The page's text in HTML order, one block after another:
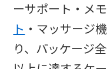
ーサポート・メ
ト ・マッサージ
り、パッケージ